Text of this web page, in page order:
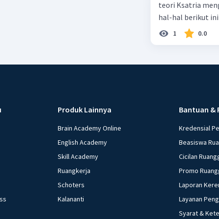
Beri
teori Ksatria
hal-hal berikut
1 0.0
Produk Lainnya
Brain Academy Online
English Academy
Skill Academy
Ruangkerja
Schoters
Kalananti
Bantuan &
Kredensial
Beasiswa
Cicilan
Promo
Laporan
Layanan
Syarat &